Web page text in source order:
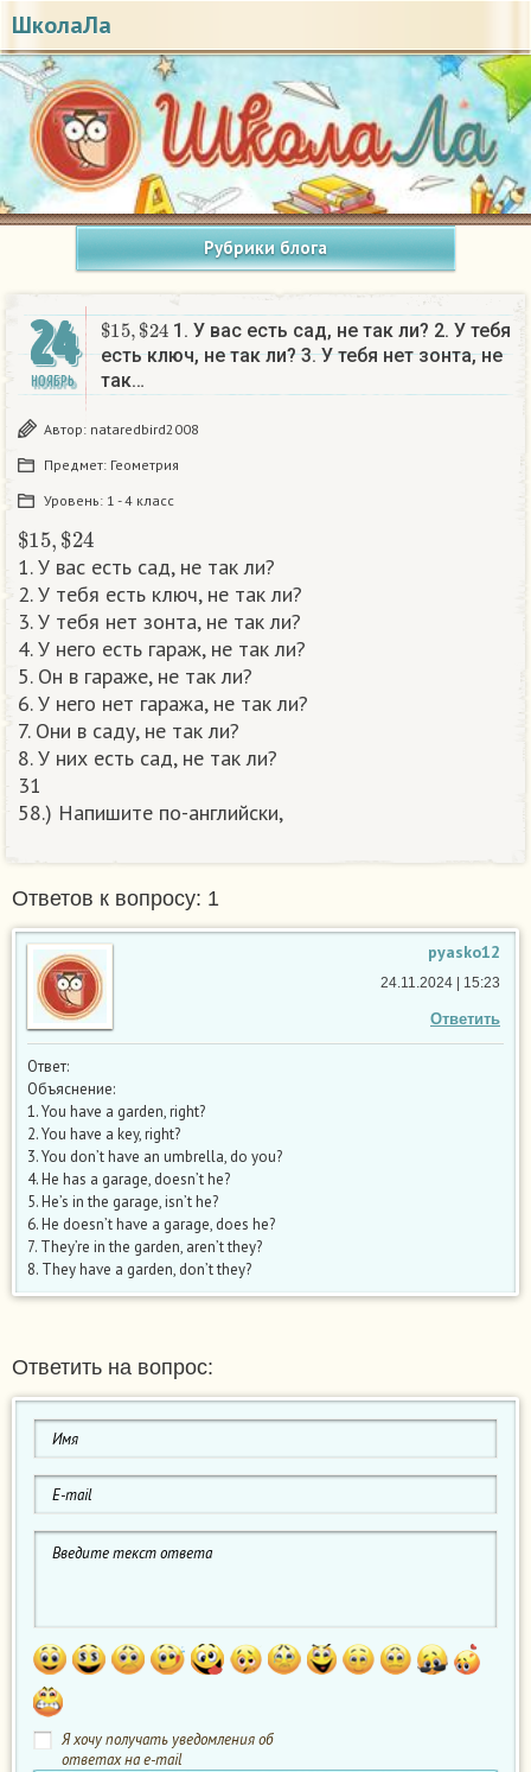
ШколаЛа
Рубрики блога
24
НОЯБРЬ
$15,$241. У вас есть сад, не так ли? 2. У тебя
есть ключ, не так ли? 3. У тебя нет зонта, не
так…
Автор: nataredbird2008
Предмет: Геометрия
Уровень: 1 - 4 класс
$15 $24
1. У вас есть сад, не так ли?
2. У тебя есть ключ, не так ли?
3. У тебя нет зонта, не так ли?
4. У него есть гараж, не так ли?
5. Он в гараже, не так ли?
6. У него нет гаража, не так ли?
7. Oни в саду, не так ли?
8. У них есть сад, не так ли?
31
58.) Напишите по-английски,​
Ответов к вопросу: 1
pyasko12
Ответить
24.11.2024 | 15:23
Ответ:
Объяснение:
1. You have a garden, right?
2. You have a key, right?
3. You don’t have an umbrella, do you?
4. He has a garage, doesn’t he?
5. He’s in the garage, isn’t he?
6. He doesn’t have a garage, does he?
7. They’re in the garden, aren’t they?
8. They have a garden, don’t they?
Ответить на вопрос:
Я хочу получать уведомления об
ответах на e-mail